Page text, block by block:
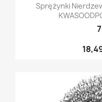
Sprężynki